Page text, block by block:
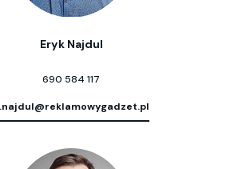
Eryk Najdul
690 584 117